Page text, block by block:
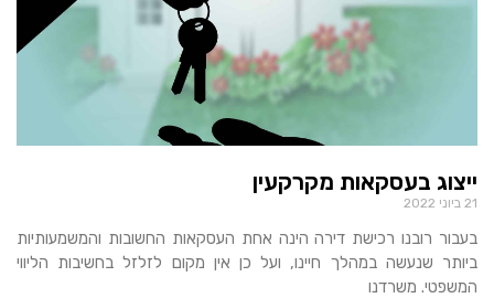
ייצוג בעסקאות מקרקעין
21 ביוני 2022
בעבור רובנו רכישת דירה הינה אחת העסקאות החשובות והמשמעותיות
ביותר שנעשה במהלך חיינו, ועל כן אין מקום לזלזל בחשיבות הליווי
המשפטי. משרדנו